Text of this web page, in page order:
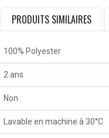
PRODUITS SIMILAIRES
100% Polyester
2 ans
Non
Lavable en machine à 30°C